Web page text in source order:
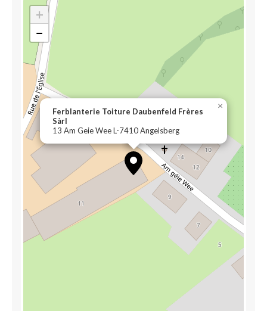
Ferblanterie Toiture Daubenfeld Frères
Sàrl
13 Am Geie Wee L-7410 Angelsberg
×
+
−